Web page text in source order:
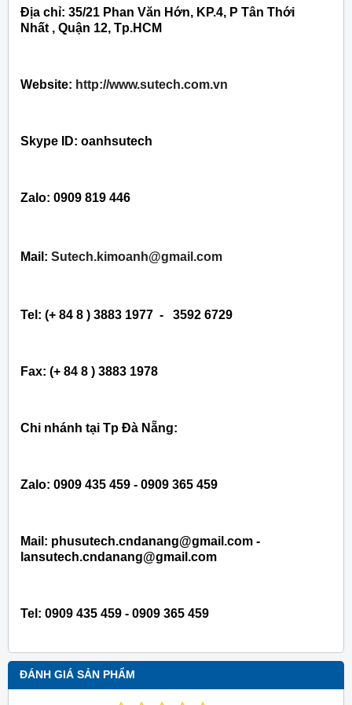
Địa chỉ: 35/21 Phan Văn Hớn, KP.4, P Tân Thới
Nhất , Quận 12, Tp.HCM
Website: http://www.sutech.com.vn
Skype ID: oanhsutech
Zalo: 0909 819 446
Mail: Sutech.kimoanh@gmail.com
Tel: (+ 84 8 ) 3883 1977 - 3592 6729
Fax: (+ 84 8 ) 3883 1978
Chi nhánh tại Tp Đà Nẵng:
Zalo: 0909 435 459 - 0909 365 459
Mail: phusutech.cndanang@gmail.com -
lansutech.cndanang@gmail.com
Tel: 0909 435 459 - 0909 365 459
ĐÁNH GIÁ SẢN PHẨM